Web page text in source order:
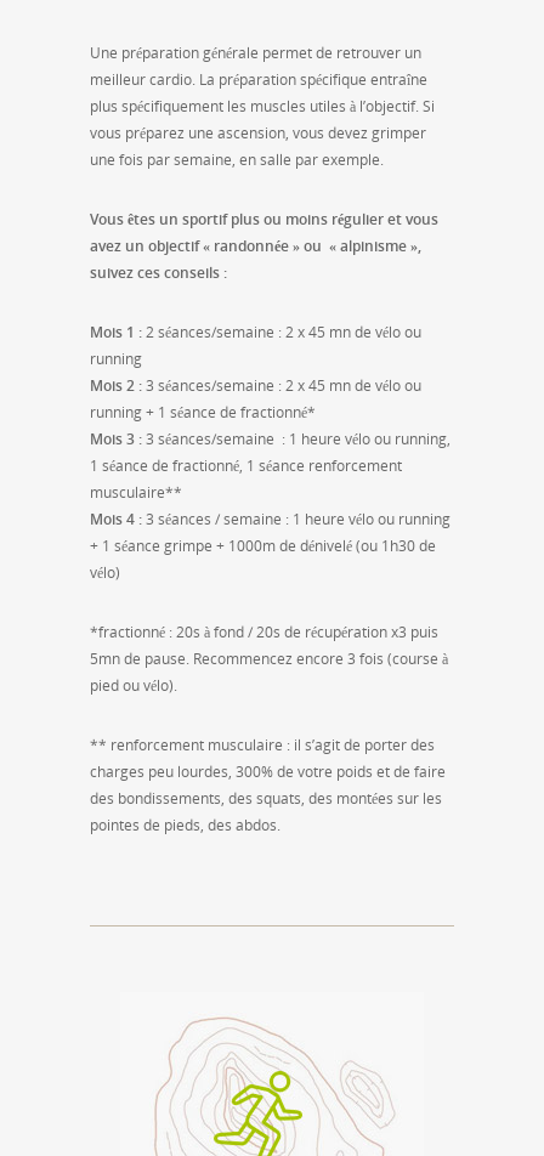
Une préparation générale permet de retrouver un
meilleur cardio. La préparation spécifique entraîne
plus spécifiquement les muscles utiles à l’objectif. Si
vous préparez une ascension, vous devez grimper
une fois par semaine, en salle par exemple.
Vous êtes un sportif plus ou moins régulier et vous
avez un objectif « randonnée » ou « alpinisme »,
suivez ces conseils :
Mois 1 :2 séances/semaine : 2 x 45 mn de vélo ou
running
Mois 2 :3 séances/semaine : 2 x 45 mn de vélo ou
running + 1 séance de fractionné*
Mois 3 :3 séances/semaine : 1 heure vélo ou running,
1 séance de fractionné, 1 séance renforcement
musculaire**
Mois 4 :3 séances / semaine : 1 heure vélo ou running
+ 1 séance grimpe + 1000m de dénivelé (ou 1h30 de
vélo)
*fractionné : 20s à fond / 20s de récupération x3 puis
5mn de pause. Recommencez encore 3 fois (course à
pied ou vélo).
** renforcement musculaire : il s’agit de porter des
charges peu lourdes, 300% de votre poids et de faire
des bondissements, des squats, des montées sur les
pointes de pieds, des abdos.